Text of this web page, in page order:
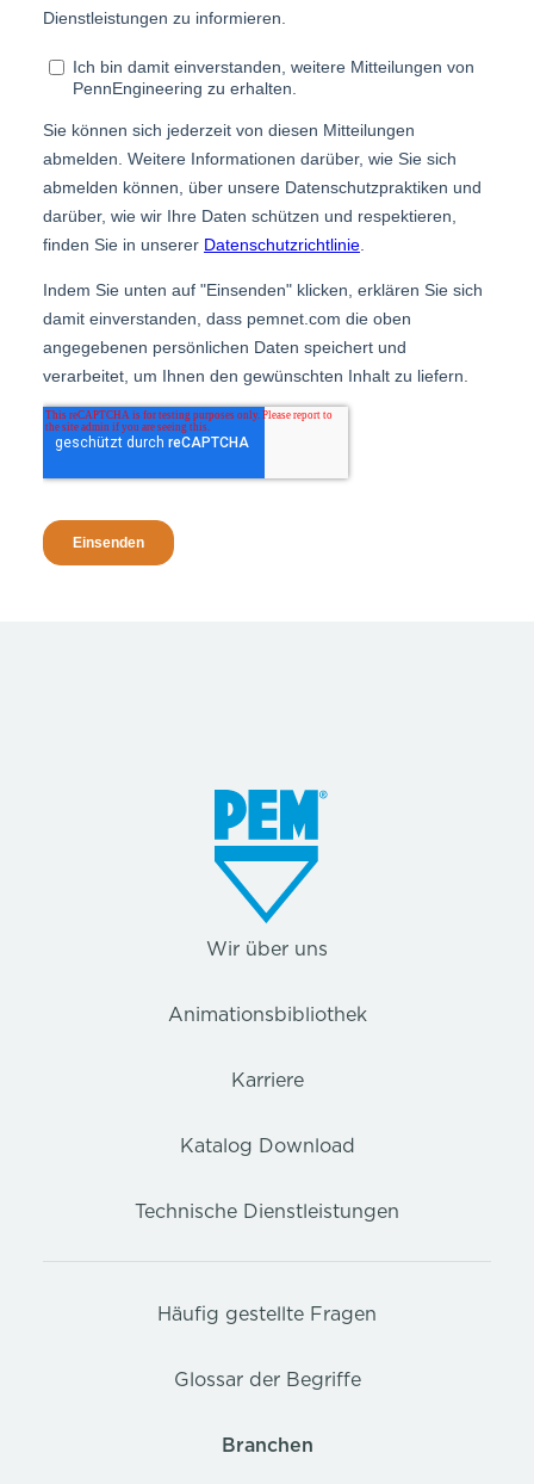
Wir über uns
Animationsbibliothek
Karriere
Katalog Download
Technische Dienstleistungen
Häufig gestellte Fragen
Glossar der Begriffe
Branchen